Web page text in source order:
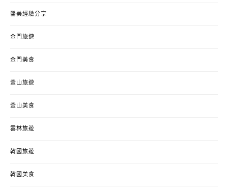
醫美經驗分享
金門旅遊
金門美食
釜山旅遊
釜山美食
雲林旅遊
韓國旅遊
韓國美食